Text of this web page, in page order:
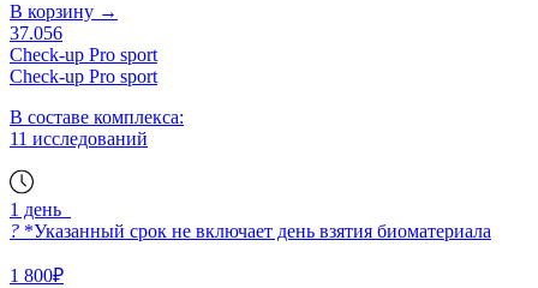
В корзину →
37.056
Check-up Pro sport
Check-up Pro sport
В составе комплекса:
11 исследований
1 день
? *Указанный срок не включает день взятия биоматериала
1 800₽